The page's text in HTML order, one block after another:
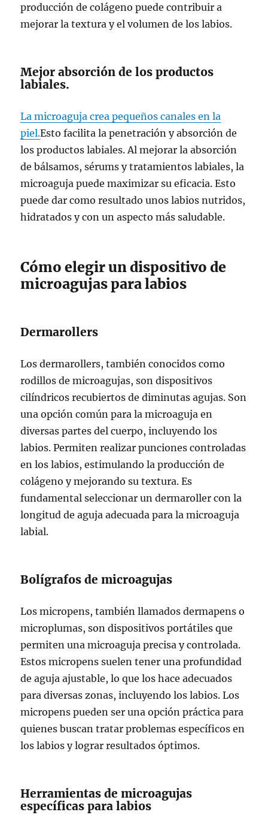
producción de colágeno puede contribuir a
mejorar la textura y el volumen de los labios.
Mejor absorción de los productos
labiales.
La microaguja crea pequeños canales en la
piel.Esto facilita la penetración y absorción de
los productos labiales. Al mejorar la absorción
de bálsamos, sérums y tratamientos labiales, la
microaguja puede maximizar su eficacia. Esto
puede dar como resultado unos labios nutridos,
hidratados y con un aspecto más saludable.
Cómo elegir un dispositivo de
microagujas para labios
Dermarollers
Los dermarollers, también conocidos como
rodillos de microagujas, son dispositivos
cilíndricos recubiertos de diminutas agujas. Son
una opción común para la microaguja en
diversas partes del cuerpo, incluyendo los
labios. Permiten realizar punciones controladas
en los labios, estimulando la producción de
colágeno y mejorando su textura. Es
fundamental seleccionar un dermaroller con la
longitud de aguja adecuada para la microaguja
labial.
Bolígrafos de microagujas
Los micropens, también llamados dermapens o
microplumas, son dispositivos portátiles que
permiten una microaguja precisa y controlada.
Estos micropens suelen tener una profundidad
de aguja ajustable, lo que los hace adecuados
para diversas zonas, incluyendo los labios. Los
micropens pueden ser una opción práctica para
quienes buscan tratar problemas específicos en
los labios y lograr resultados óptimos.
Herramientas de microagujas
específicas para labios